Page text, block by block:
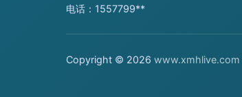
电话：1557799**
Copyright © 2026 www.xmhlive.com